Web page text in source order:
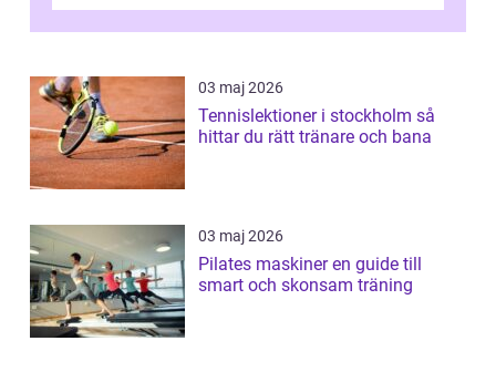
03 maj 2026
Tennislektioner i stockholm så
hittar du rätt tränare och bana
03 maj 2026
Pilates maskiner en guide till
smart och skonsam träning